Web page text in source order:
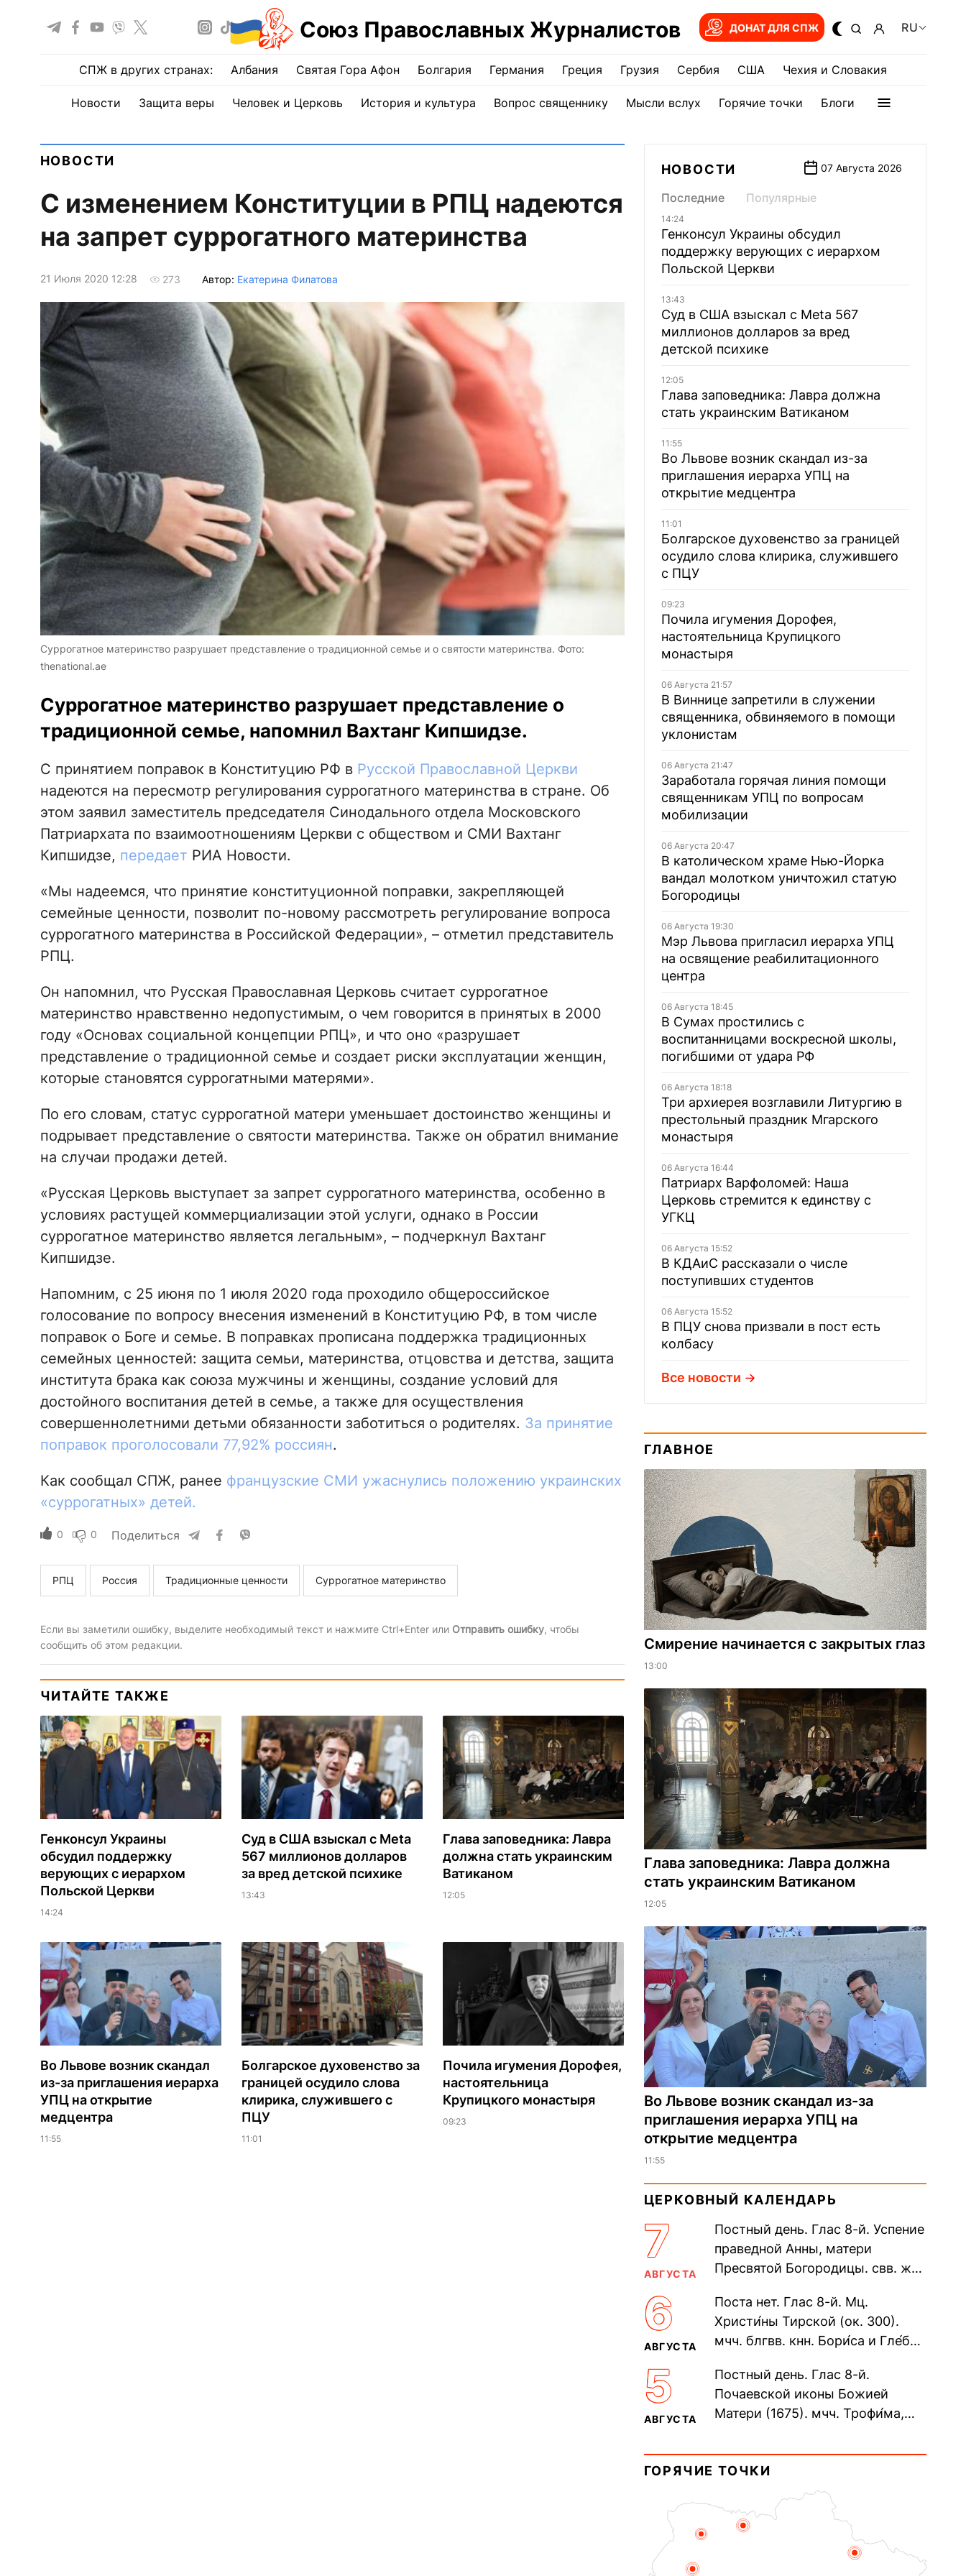
Союз Православных Журналистов ДОНАТ ДЛЯ СПЖ RU
СПЖ в других странах: Албания Святая Гора Афон Болгария Германия Греция Грузия Сербия США Чехия и Словакия
Новости Защита веры Человек и Церковь История и культура Вопрос священнику Мысли вслух Горячие точки Блоги
НОВОСТИ
С изменением Конституции в РПЦ надеются
на запрет суррогатного материнства
21 Июля 2020 12:28 273 Автор: Екатерина Филатова
Суррогатное материнство разрушает представление о традиционной семье и о святости материнства. Фото:
thenational.ae
Суррогатное материнство разрушает представление о
традиционной семье, напомнил Вахтанг Кипшидзе.
С принятием поправок в Конституцию РФ в Русской Православной Церкви
надеются на пересмотр регулирования суррогатного материнства в стране. Об
этом заявил заместитель председателя Синодального отдела Московского
Патриархата по взаимоотношениям Церкви с обществом и СМИ Вахтанг
Кипшидзе, передает РИА Новости.
«Мы надеемся, что принятие конституционной поправки, закрепляющей
семейные ценности, позволит по-новому рассмотреть регулирование вопроса
суррогатного материнства в Российской Федерации», – отметил представитель
РПЦ.
Он напомнил, что Русская Православная Церковь считает суррогатное
материнство нравственно недопустимым, о чем говорится в принятых в 2000
году «Основах социальной концепции РПЦ», и что оно «разрушает
представление о традиционной семье и создает риски эксплуатации женщин,
которые становятся суррогатными матерями».
По его словам, статус суррогатной матери уменьшает достоинство женщины и
подрывает представление о святости материнства. Также он обратил внимание
на случаи продажи детей.
«Русская Церковь выступает за запрет суррогатного материнства, особенно в
условиях растущей коммерциализации этой услуги, однако в России
суррогатное материнство является легальным», – подчеркнул Вахтанг
Кипшидзе.
Напомним, с 25 июня по 1 июля 2020 года проходило общероссийское
голосование по вопросу внесения изменений в Конституцию РФ, в том числе
поправок о Боге и семье. В поправках прописана поддержка традиционных
семейных ценностей: защита семьи, материнства, отцовства и детства, защита
института брака как союза мужчины и женщины, создание условий для
достойного воспитания детей в семье, а также для осуществления
совершеннолетними детьми обязанности заботиться о родителях. За принятие
поправок проголосовали 77,92% россиян.
Как сообщал СПЖ, ранее французские СМИ ужаснулись положению украинских
«суррогатных» детей.
0 0 Поделиться
РПЦ Россия Традиционные ценности Суррогатное материнство
Если вы заметили ошибку, выделите необходимый текст и нажмите Ctrl+Enter или Отправить ошибку, чтобы
сообщить об этом редакции.
ЧИТАЙТЕ ТАКЖЕ
Генконсул Украины
обсудил поддержку
верующих с иерархом
Польской Церкви
14:24
Суд в США взыскал с Meta
567 миллионов долларов
за вред детской психике
13:43
Глава заповедника: Лавра
должна стать украинским
Ватиканом
12:05
Во Львове возник скандал
из-за приглашения иерарха
УПЦ на открытие
медцентра
11:55
Болгарское духовенство за
границей осудило слова
клирика, служившего с
ПЦУ
11:01
Почила игумения Дорофея,
настоятельница
Крупицкого монастыря
09:23
НОВОСТИ 07 Августа 2026
Последние Популярные
14:24
Генконсул Украины обсудил
поддержку верующих с иерархом
Польской Церкви
13:43
Суд в США взыскал с Meta 567
миллионов долларов за вред
детской психике
12:05
Глава заповедника: Лавра должна
стать украинским Ватиканом
11:55
Во Львове возник скандал из-за
приглашения иерарха УПЦ на
открытие медцентра
11:01
Болгарское духовенство за границей
осудило слова клирика, служившего
с ПЦУ
09:23
Почила игумения Дорофея,
настоятельница Крупицкого
монастыря
06 Августа 21:57
В Виннице запретили в служении
священника, обвиняемого в помощи
уклонистам
06 Августа 21:47
Заработала горячая линия помощи
священникам УПЦ по вопросам
мобилизации
06 Августа 20:47
В католическом храме Нью-Йорка
вандал молотком уничтожил статую
Богородицы
06 Августа 19:30
Мэр Львова пригласил иерарха УПЦ
на освящение реабилитационного
центра
06 Августа 18:45
В Сумах простились с
воспитанницами воскресной школы,
погибшими от удара РФ
06 Августа 18:18
Три архиерея возглавили Литургию в
престольный праздник Мгарского
монастыря
06 Августа 16:44
Патриарх Варфоломей: Наша
Церковь стремится к единству с
УГКЦ
06 Августа 15:52
В КДАиС рассказали о числе
поступивших студентов
06 Августа 15:52
В ПЦУ снова призвали в пост есть
колбасу
Все новости
ГЛАВНОЕ
Смирение начинается с закрытых глаз
13:00
Глава заповедника: Лавра должна
стать украинским Ватиканом
12:05
Во Львове возник скандал из-за
приглашения иерарха УПЦ на
открытие медцентра
11:55
ЦЕРКОВНЫЙ КАЛЕНДАРЬ
7
АВГУСТА
Постный день. Глас 8-й. Успение
праведной Анны, матери
Пресвятой Богородицы. свв. жен
прп. Евпракси́и девы,...
6
АВГУСТА
Поста нет. Глас 8-й. Мц.
Христи́ны Тирской (ок. 300).
мчч. блгвв. кнн. Бори́са и Гле́ба,
Дави́да (1015). Прп....
5
АВГУСТА
Постный день. Глас 8-й.
Почаевской иконы Божией
Матери (1675). мчч. Трофи́ма,
мучеников (284–305). прав.
воина Фео́дора...
ГОРЯЧИЕ ТОЧКИ